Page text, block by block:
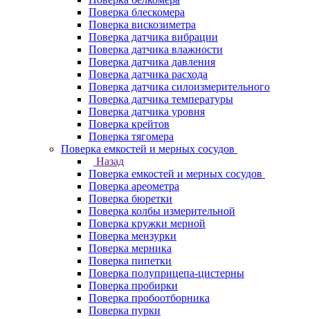
Поверка блескомера
Поверка вискозиметра
Поверка датчика вибрации
Поверка датчика влажности
Поверка датчика давления
Поверка датчика расхода
Поверка датчика силоизмерительного
Поверка датчика температуры
Поверка датчика уровня
Поверка крейтов
Поверка тягомера
Поверка емкостей и мерных сосудов
Назад
Поверка емкостей и мерных сосудов
Поверка ареометра
Поверка бюретки
Поверка колбы измерительной
Поверка кружки мерной
Поверка мензурки
Поверка мерника
Поверка пипетки
Поверка полуприцепа-цистерны
Поверка пробирки
Поверка пробоотборника
Поверка пурки